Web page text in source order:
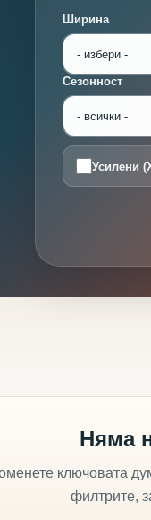
Ширина
Сезонност
Усилени
Няма
ключовата
филтрите,